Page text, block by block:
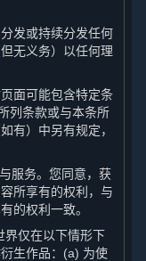
发或持续分发任何
无义务）以任何理
面可能包含特定条
列条款或与本条所
有）中另有规定，
服务。您同意，获
所享有的权利，与
的权利一致。
界仅在以下情形下
生作品：(a) 为使